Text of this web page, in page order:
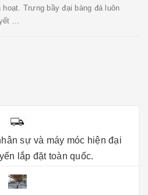
Trưng bầy đại bàng đá luôn
...
sự và máy móc hiện đại
lắp đặt toàn quốc.